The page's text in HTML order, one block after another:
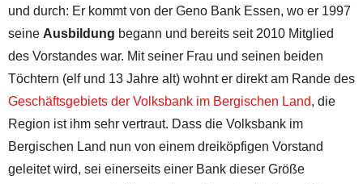
und durch: Er kommt von der Geno Bank Essen, wo er 1997
seine Ausbildung begann und bereits seit 2010 Mitglied
des Vorstandes war. Mit seiner Frau und seinen beiden
Töchtern (elf und 13 Jahre alt) wohnt er direkt am Rande des
Geschäftsgebiets der Volksbank im Bergischen Land, die
Region ist ihm sehr vertraut. Dass die Volksbank im
Bergischen Land nun von einem dreiköpfigen Vorstand
geleitet wird, sei einerseits einer Bank dieser Größe